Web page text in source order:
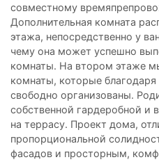
совместному
Дополнительная комната
этажа, непосредственно у
чему она может успешно
комнаты. На втором этаже
комнаты, которые
свободно организованы.
собственной гардеробной и
на террасу. Проект дома,
пропорциональной
фасадов и просторным,